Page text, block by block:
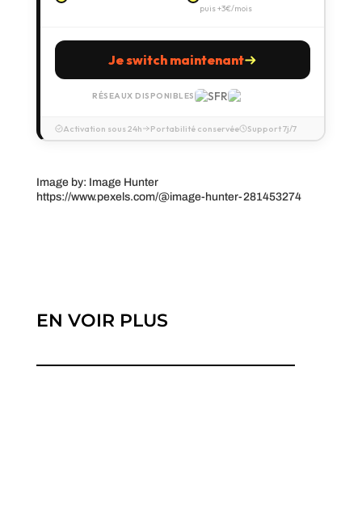
puis +3€/mois
Je switch maintenant
RÉSEAUX DISPONIBLES
Activation sous 24h Portabilité conservée Support 7j/7
Image by: Image Hunter
https://www.pexels.com/@image-hunter-281453274
EN VOIR PLUS